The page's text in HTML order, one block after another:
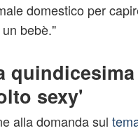
domestico per
bebè."
sexy'
alla domanda sul